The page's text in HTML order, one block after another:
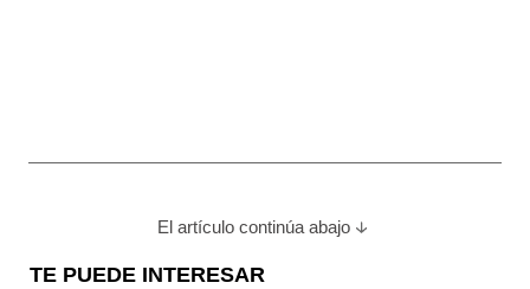
El artículo continúa abajo
TE PUEDE INTERESAR